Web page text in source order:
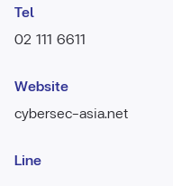
Tel
02 111 6611
Website
cybersec-asia.net
Line